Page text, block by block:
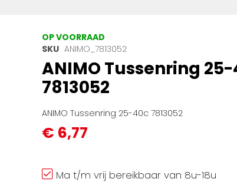
OP VOORRAAD
SKU ANIMO_7813052
ANIMO Tussenring
7813052
ANIMO Tussenring 25-40c 7813052
€ 6,77
Ma t/m vrij bereikbaar van 8u-18u